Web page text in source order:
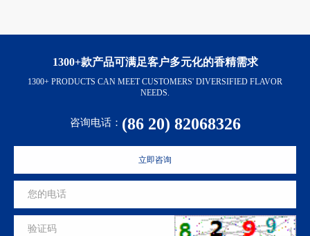
1300+款产品可满足客户多元化的香精需求
1300+ PRODUCTS CAN MEET CUSTOMERS' DIVERSIFIED FLAVOR
NEEDS.
咨询电话： (86 20) 82068326
立即咨询